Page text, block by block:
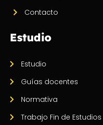
Contacto
Estudio
Estudio
Guías docentes
Normativa
Trabajo Fin de Estudios